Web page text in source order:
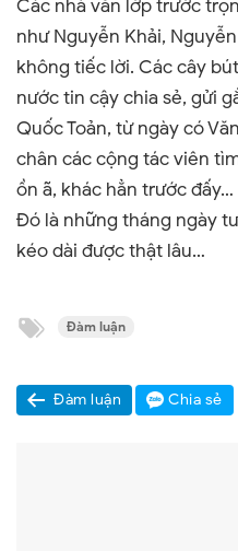
Các nhà văn lớp trước
như Nguyễn Khải,
không tiếc lời. Các cây
nước tin cậy chia sẻ, gửi
Quốc Toản, từ ngày có
chân các cộng tác viên
ồn ã, khác hẳn trước đấy…
Đó là những tháng ngày
kéo dài được thật lâu…
Đàm luận
Đàm luận Chia sẻ